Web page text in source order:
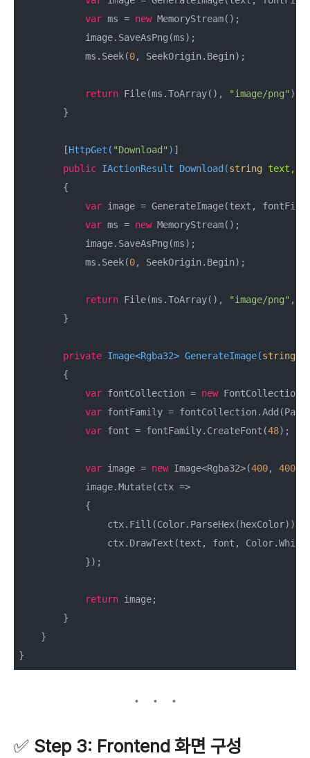
var ms = new MemoryStream();
            image.SaveAsPng(ms);
            ms.Seek(
0, SeekOrigin.Begin);
return File(ms.ToArray(), "image/png" );
        }
        [
HttpGet( "Download" ) ]
public IActionResult Download (string text,
        {
var image = GenerateImage(text,
var ms = new MemoryStream();
            image.SaveAsPng(ms);
            ms.Seek(
0, SeekOrigin.Begin);
return File(ms.ToArray(), "image/png" ,
        }
private Image<Rgba32> GenerateImage(string
        {
var fontCollection = new
var fontFamily =
var font = fontFamily.CreateFont(48);
var image = new Image<Rgba32>(400, 400
            image.Mutate(ctx =>
            {
                ctx.Fill(Color.ParseHex(hexColor));
ctx.DrawText(text, font,
            });
return image;
        }
    }
}
✅ Step 3: Frontend 화면 구성